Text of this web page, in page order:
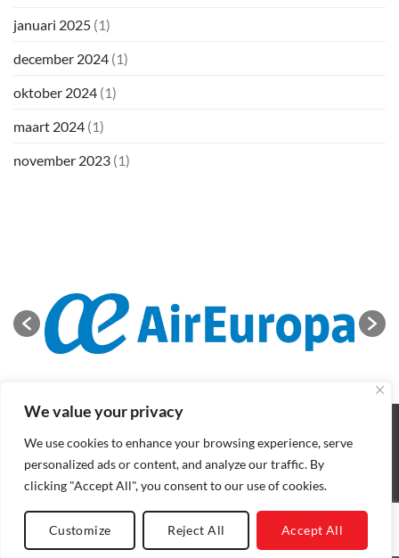
We value your privacy
We use cookies to enhance your browsing experience, serve
personalized ads or content, and analyze our traffic. By
clicking "Accept All", you consent to our use of cookies.
Customize Reject All Accept All
januari 2025 (1)
december 2024 (1)
oktober 2024 (1)
maart 2024 (1)
november 2023 (1)
ALGEMENE VERKOOPVOORWAARDEN
COOKIEBELEID
PRIVACYBELEID
Copyright 2026 © BIFFF . All rights reserved